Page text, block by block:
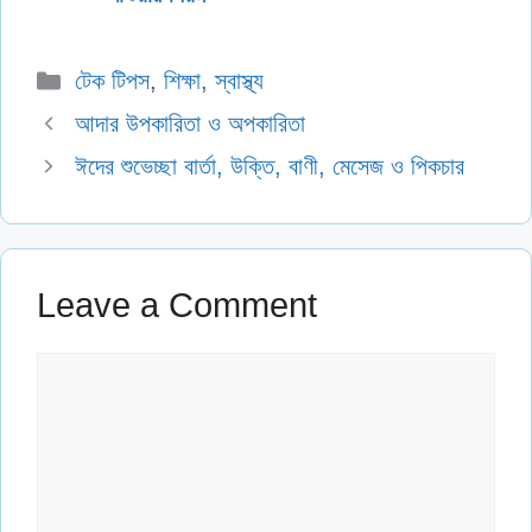
Categories
টেক টিপস, শিক্ষা,স্বাস্থ্য
আদার উপকারিতা ও অপকারিতা
ঈদের শুভেচ্ছা বার্তা, উক্তি, বাণী, মেসেজ ও পিকচার
Leave a Comment